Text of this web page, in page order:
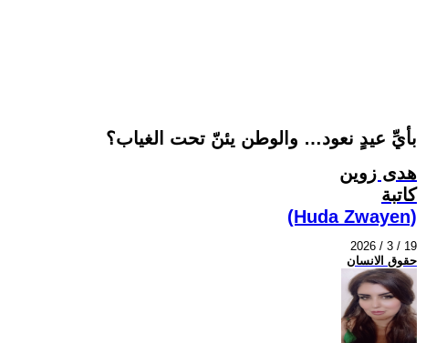
بأيِّ عيدٍ نعود… والوطن يئنّ تحت الغياب؟
هدى زوين
كاتبة
(Huda Zwayen)
2026 / 3 / 19
حقوق الانسان